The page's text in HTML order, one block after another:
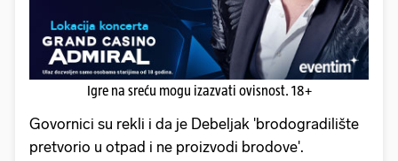
Igre na sreću mogu izazvati ovisnost. 18+
Govornici su rekli i da je Debeljak 'brodogradilište
pretvorio u otpad i ne proizvodi brodove'.